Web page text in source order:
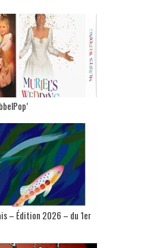
– Édition 2026 – du 1er